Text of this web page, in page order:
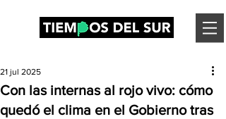
Con las internas al rojo vivo: cómo
quedó el clima en el Gobierno tras
21 jul 2025